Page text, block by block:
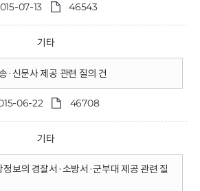
07-13 46543
기타
·신문사 제공 관련 질의 건
06-22 46708
기타
보의 경찰서·소방서·군부대 제공 관련 질